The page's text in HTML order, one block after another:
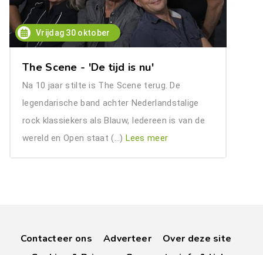
Vrijdag 30 oktober
The Scene - 'De tijd is nu'
Na 10 jaar stilte is The Scene terug. De
legendarische band achter Nederlandstalige
rock klassiekers als Blauw, Iedereen is van de
wereld en Open staat (…) Lees meer
Contacteer ons Adverteer
Over deze site